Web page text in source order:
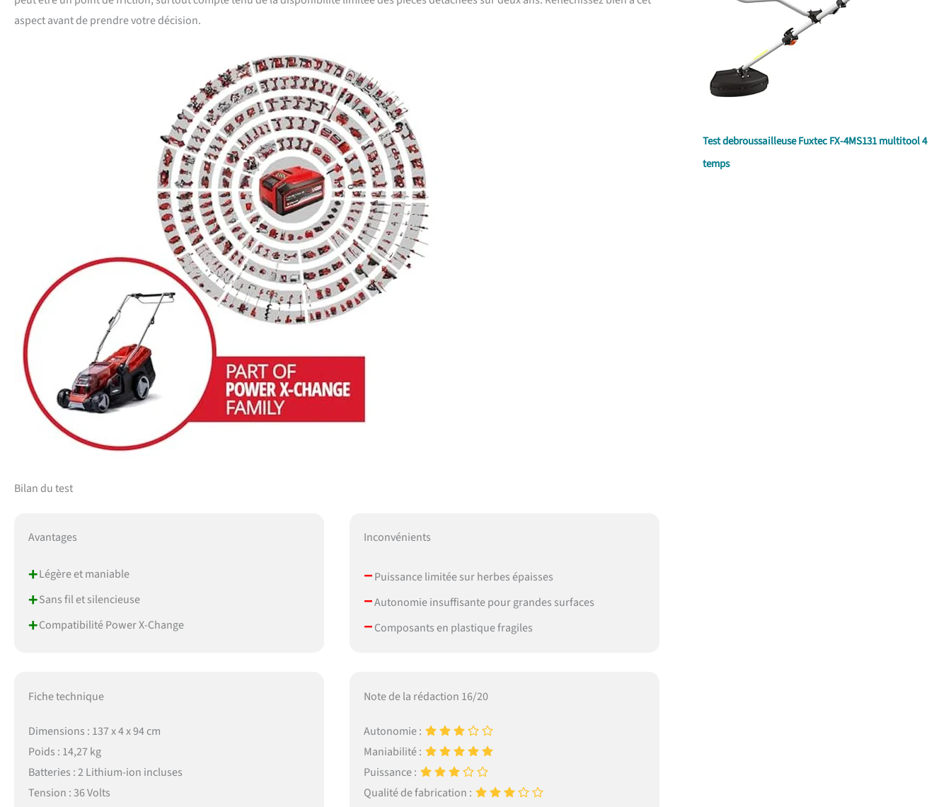
aspect avant de prendre votre décision.
Bilan du test
Avantages
+Légère et maniable
+Sans fil et silencieuse
+Compatibilité Power X-Change
Inconvénients
–Puissance limitée sur herbes épaisses
–Autonomie insuffisante pour grandes surfaces
–Composants en plastique fragiles
Fiche technique
Dimensions : 137 x 4 x 94 cm
Poids : 14,27 kg
Batteries : 2 Lithium-ion incluses
Tension : 36 Volts
Note de la rédaction 16/20
Autonomie :
Maniabilité :
Puissance :
Qualité de fabrication :
Test debroussailleuse Fuxtec FX-4MS131 multitool 4
temps